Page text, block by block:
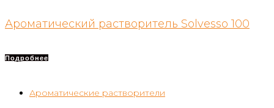
Ароматический растворитель Solvesso 100
Подробнее
Ароматические растворители